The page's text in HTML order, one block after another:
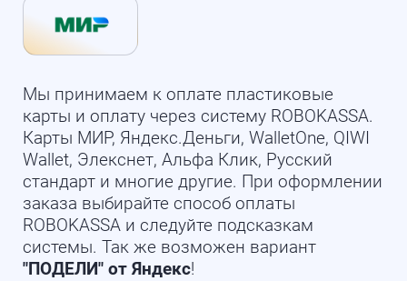
Мы принимаем к оплате пластиковые
карты и оплату через систему ROBOKASSA.
Карты МИР, Яндекс.Деньги, WalletOne, QIWI
Wallet, Элекснет, Альфа Клик, Русский
стандарт и многие другие. При оформлении
заказа выбирайте способ оплаты
ROBOKASSA и следуйте подсказкам
системы. Так же возможен вариант
"ПОДЕЛИ" от Яндекс!